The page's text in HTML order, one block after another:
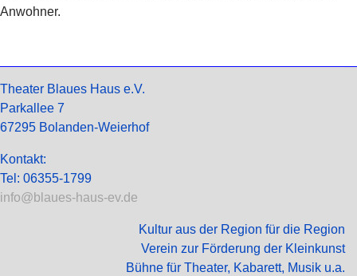
Anwohner.
Theater Blaues Haus e.V.
Parkallee 7
67295 Bolanden-Weierhof
Kontakt:
Tel: 06355-1799
info@blaues-haus-ev.de
Kultur aus der Region für die Region
Verein zur Förderung der Kleinkunst
Bühne für Theater, Kabarett, Musik u.a.